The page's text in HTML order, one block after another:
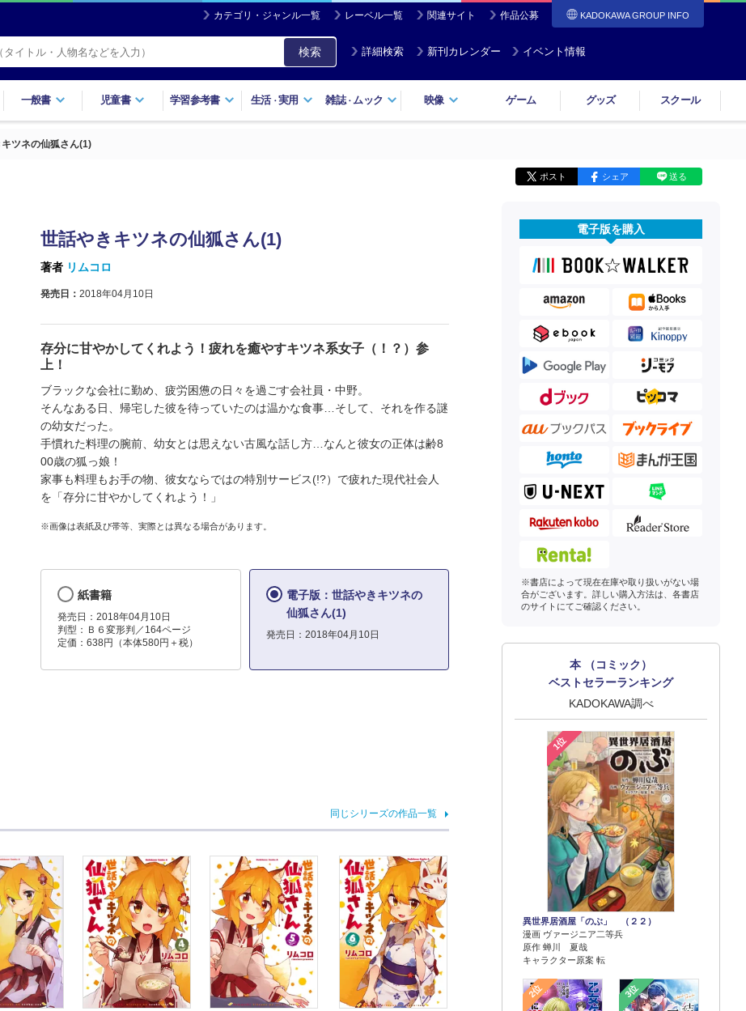
カテゴリ・ジャンル一覧 レーベル一覧 関連サイト 作品公募 KADOKAWA GROUP INFO
検索 詳細検索 新刊カレンダー イベント情報
一般書 児童書 学習参考書 生活・実用 雑誌・ ムック 映像 ゲーム グッズ スクール
ツネの仙狐さん(1)
ポスト シェア 送る
世話やきキツネの仙狐さん(1)
著者 リムコロ
発売日： 2018年04月10日
存分に甘やかしてくれよう！疲れを癒やすキツネ系女子（！？）参
上！
ブラックな会社に勤め、疲労困憊の日々を過ごす会社員・中野。
そんなある日、帰宅した彼を待っていたのは温かな食事…そして、それを作る謎
の幼女だった。
手慣れた料理の腕前、幼女とは思えない古風な話し方…なんと彼女の正体は齢8
00歳の狐っ娘！
家事も料理もお手の物、彼女ならではの特別サービス(!?）で疲れた現代社会人
を「存分に甘やかしてくれよう！」
※画像は表紙及び帯等、実際とは異なる場合があります。
紙書籍
発売日：2018年04月10日
判型：Ｂ６変形判／164ページ
定価：638円（本体580円＋税）
電子版：世話やきキツネの
仙狐さん(1)
発売日：2018年04月10日
同じシリーズの作品一覧
電子版を購入
※書店によって現在在庫や取り扱いがない場
合がございます。詳しい購入方法は、各書店
のサイトにてご確認ください。
本 （コミック）
ベストセラーランキング
KADOKAWA調べ
1位
異世界居酒屋「のぶ」 （２２）
漫画 ヴァージニア二等兵
原作 蝉川 夏哉
キャラクター原案 転
2位 3位